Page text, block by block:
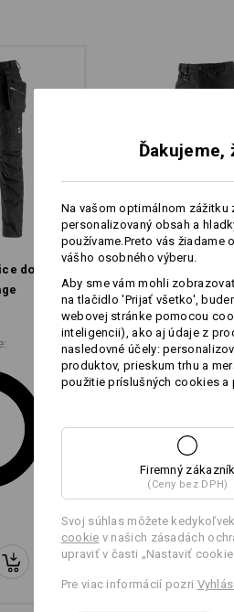
do pása
vintage
Rovnaké
18
Ďakujeme,
Na vašom optimálnom zážitku
personalizovaný obsah a
používame.Preto vás žiadame
vášho osobného výberu.
Aby sme vám mohli
na tlačidlo 'Prijať všetko',
webovej stránke pomocou
inteligencii), ako aj údaje z
nasledovné účely:
produktov, prieskum trhu a
použitie príslušných cookies a
Firemný zákazník
(Ceny bez DPH)
Svoj súhlas môžete
cookie v našich zásadách
upraviť v časti „Nastaviť
Pre viac informácií pozri